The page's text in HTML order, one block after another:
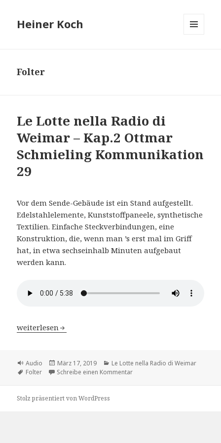
Heiner Koch
Folter
Le Lotte nella Radio di
Weimar – Kap.2 Ottmar
Schmieling Kommunikation
29
Vor dem Sende-Gebäude ist ein Stand aufgestellt.
Edelstahlelemente, Kunststoffpaneele, synthetische
Textilien. Einfache Steckverbindungen, eine
Konstruktion, die, wenn man ’s erst mal im Griff
hat, in etwa sechseinhalb Minuten aufgebaut
werden kann.
Le Lotte nella Radio di Weimar – Kap.2 Ottmar
weiterlesen
Format
Audio
Veröffentlicht
am
März 17, 2019 Kategorien
Le Lotte nella Radio di Weimar
Schlagwörter
Folter Schreibe einen Kommentarzu Le Lotte nella Radio di
Stolz präsentiert von WordPress